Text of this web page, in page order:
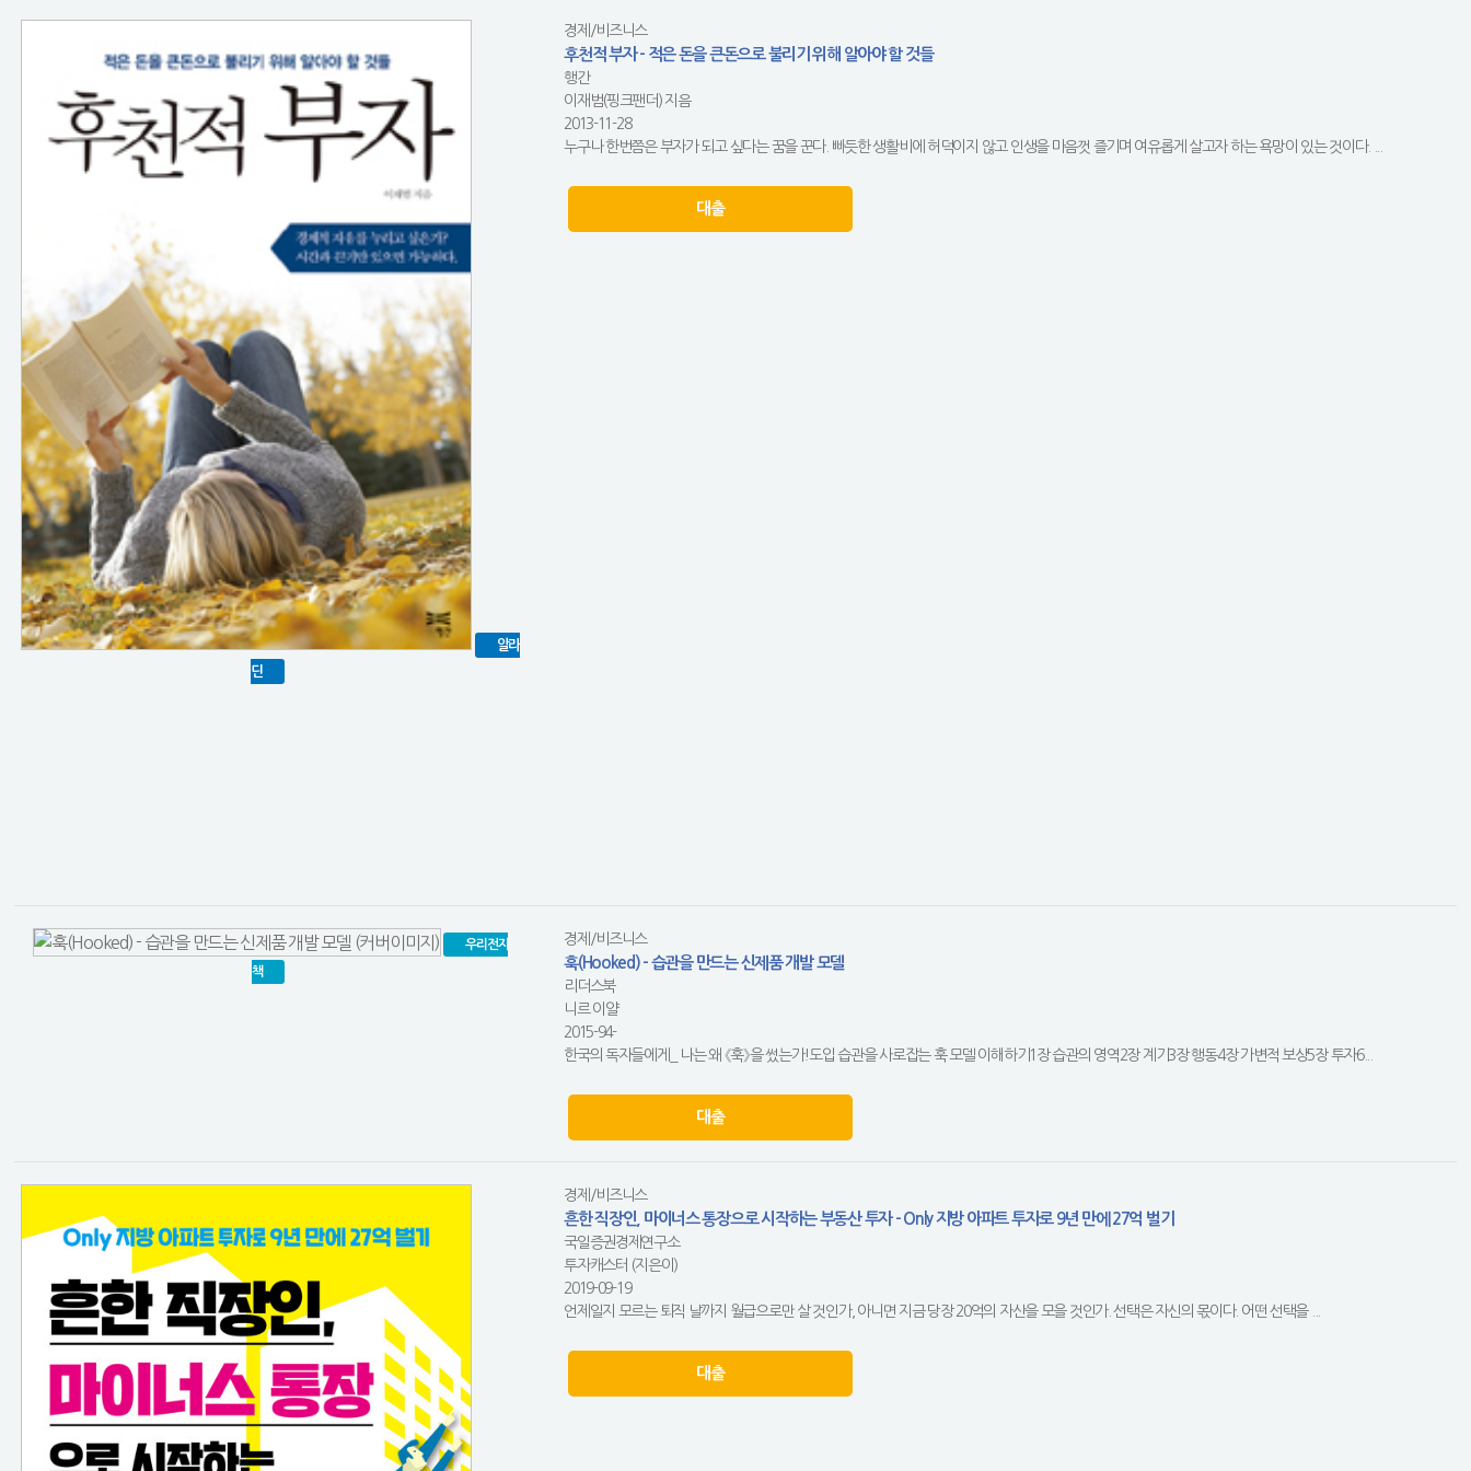
알라
딘
경제/비즈니스
후천적 부자 - 적은 돈을 큰돈으로 불리기 위해 알아야 할 것들
행간
이재범(핑크팬더) 지음
2013-11-28
누구나 한번쯤은 부자가 되고 싶다는 꿈을 꾼다. 빠듯한 생활비에 허덕이지 않고 인생을 마음껏 즐기며 여유롭게 살고자 하는 욕망이 있는 것이다. ...
대출
우리전자
책
경제/비즈니스
훅(Hooked) - 습관을 만드는 신제품 개발 모델
리더스북
니르 이얄
2015-94-
한국의 독자들에게_ 나는 왜 《훅》을 썼는가!도입 습관을 사로잡는 훅 모델 이해하기1장 습관의 영역2장 계기3장 행동4장 가변적 보상5장 투자6...
대출
경제/비즈니스
흔한 직장인, 마이너스 통장으로 시작하는 부동산 투자 - Only 지방 아파트 투자로 9년 만에 27억 벌기
국일증권경제연구소
투자캐스터 (지은이)
2019-09-19
언제일지 모르는 퇴직 날까지 월급으로만 살 것인가, 아니면 지금 당장 20억의 자산을 모을 것인가. 선택은 자신의 몫이다. 어떤 선택을 ...
대출